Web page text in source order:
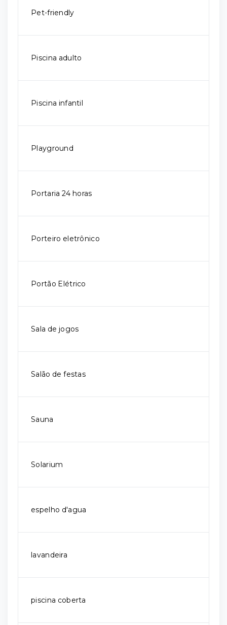
Pet-friendly
Piscina adulto
Piscina infantil
Playground
Portaria 24 horas
Porteiro eletrônico
Portão Elétrico
Sala de jogos
Salão de festas
Sauna
Solarium
espelho d'agua
lavandeira
piscina coberta